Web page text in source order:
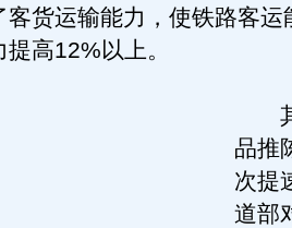
客货运输能力，使铁路客运
高12%以上。
其
品推
次提
道部